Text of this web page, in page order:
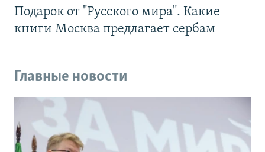
Подарок от "Русского мира". Какие
книги Москва предлагает сербам
Главные новости